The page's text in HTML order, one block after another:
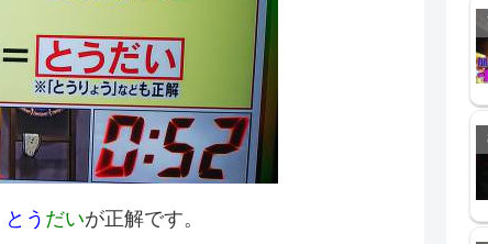
とう だいが正解です。